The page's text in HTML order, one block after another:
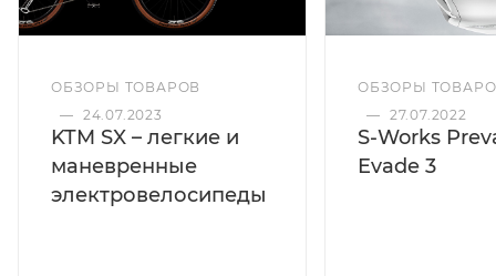
ОБЗОРЫ ТОВАРОВ
— 24.07.2023
KTM SX – легкие и
маневренные
электровелосипеды
ОБЗОРЫ
— 27.07.2022
S-Works
Evade 3